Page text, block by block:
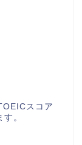
スコア
。